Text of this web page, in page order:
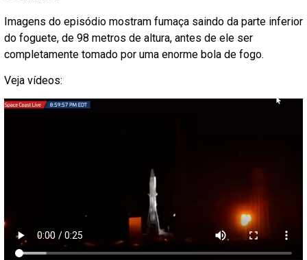
Imagens do episódio mostram fumaça saindo da parte inferior
do foguete, de 98 metros de altura, antes de ele ser
completamente tomado por uma enorme bola de fogo.
Veja vídeos: